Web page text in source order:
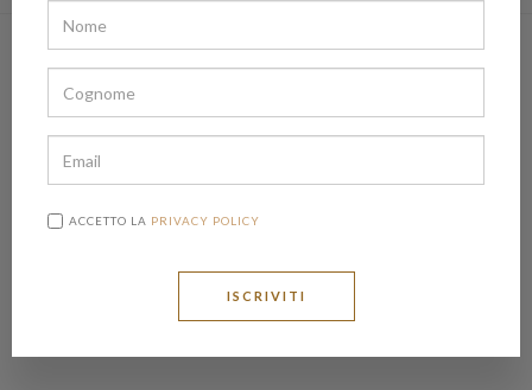
ACCETTO LA PRIVACY POLICY
ISCRIVITI